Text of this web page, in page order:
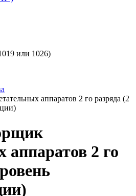
или 1026)
аппаратов 2 го разряда (2
аппаратов 2 го